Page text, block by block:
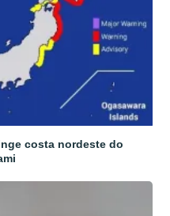
costa nordeste do